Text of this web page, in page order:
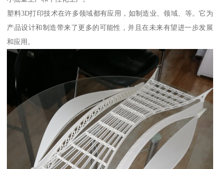
塑料3D打印技术在许多领域都有应用，如制造业、领域、等。它为
产品设计和制造带来了更多的可能性，并且在未来有望进一步发展
和应用。